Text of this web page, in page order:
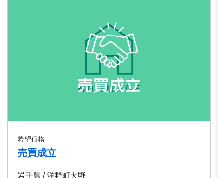
希望価格
売買成立
岩手県 / 洋野町大野